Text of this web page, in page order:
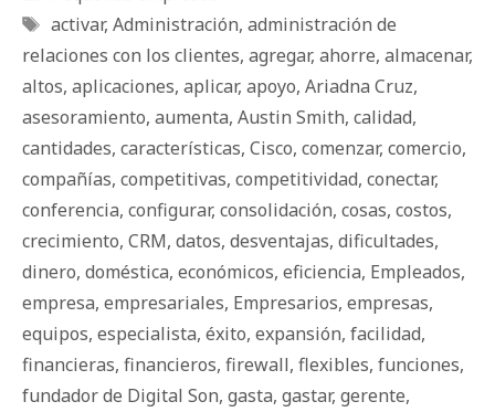
Etiquetas
activar, Administración, administración de
relaciones con los clientes, agregar, ahorre, almacenar,
altos, aplicaciones, aplicar, apoyo, Ariadna Cruz,
asesoramiento, aumenta, Austin Smith, calidad,
cantidades, características, Cisco, comenzar, comercio,
compañías, competitivas, competitividad, conectar,
conferencia, configurar, consolidación, cosas, costos,
crecimiento, CRM, datos, desventajas, dificultades,
dinero, doméstica, económicos, eficiencia, Empleados,
empresa, empresariales, Empresarios, empresas,
equipos, especialista, éxito, expansión, facilidad,
financieras, financieros, firewall, flexibles, funciones,
fundador de Digital Son, gasta, gastar, gerente,